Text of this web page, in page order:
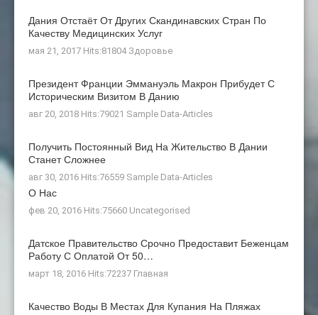
Дания Отстаёт От Других Скандинавских Стран По
Качеству Медицинских Услуг
мая 21, 2017 Hits:81804 Здоровье
Президент Франции Эммануэль Макрон Прибудет С
Историческим Визитом В Данию
авг 20, 2018 Hits:79021 Sample Data-Articles
Получить Постоянный Вид На Жительство В Дании
Станет Сложнее
авг 30, 2016 Hits:76559 Sample Data-Articles
О Нас
фев 20, 2016 Hits:75660 Uncategorised
Датское Правительство Срочно Предоставит Беженцам
Работу С Оплатой От 50…
март 18, 2016 Hits:72237 Главная
Качество Воды В Местах Для Купания На Пляжах